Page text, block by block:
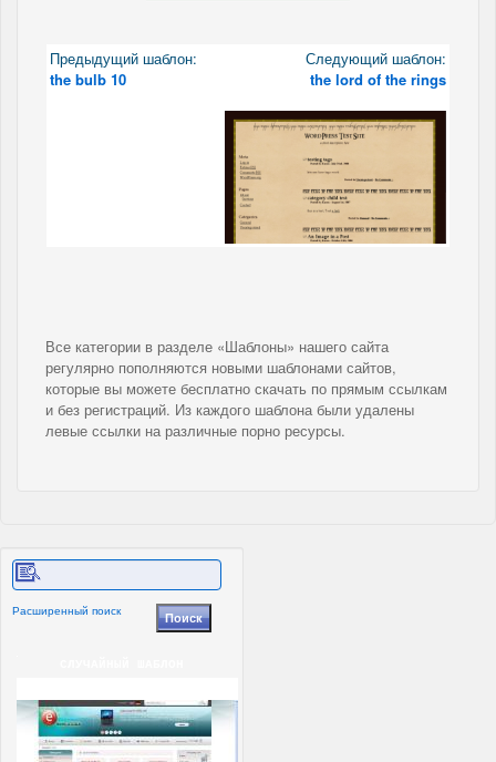
Предыдущий шаблон:
the bulb 10
Следующий шаблон:
the lord of the rings
Все категории в разделе «Шаблоны» нашего сайта
регулярно пополняются новыми шаблонами сайтов,
которые вы можете бесплатно скачать по прямым ссылкам
и без регистраций. Из каждого шаблона были удалены
левые ссылки на различные порно ресурсы.
Расширенный поиск